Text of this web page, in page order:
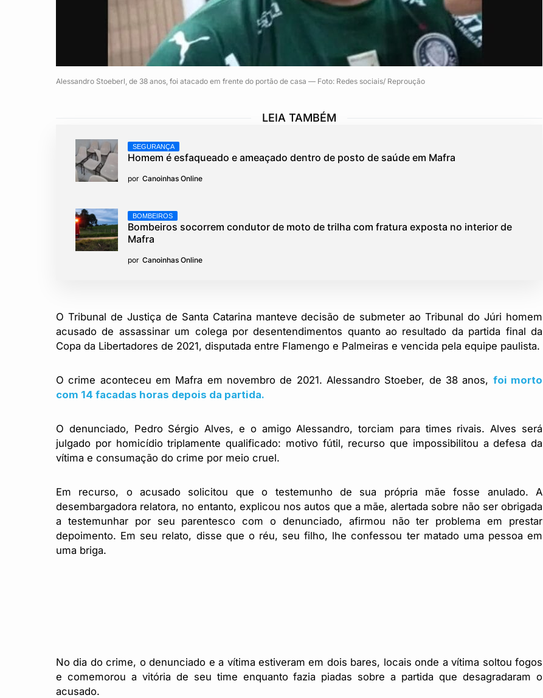
Alessandro Stoeberl, de 38 anos, foi atacado em frente do portão de casa — Foto: Redes sociais/ Reproução
LEIA TAMBÉM
SEGURANÇA
Homem é esfaqueado e ameaçado dentro de posto de saúde em Mafra
por Canoinhas Online
BOMBEIROS
Bombeiros socorrem condutor de moto de trilha com fratura exposta no interior de
Mafra
por Canoinhas Online
O Tribunal de Justiça de Santa Catarina manteve decisão de submeter ao Tribunal do Júri homem
acusado de assassinar um colega por desentendimentos quanto ao resultado da partida final da
Copa da Libertadores de 2021, disputada entre Flamengo e Palmeiras e vencida pela equipe paulista.
O crime aconteceu em Mafra em novembro de 2021. Alessandro Stoeber, de 38 anos, foi morto
com 14 facadas horas depois da partida.
O denunciado, Pedro Sérgio Alves, e o amigo Alessandro, torciam para times rivais. Alves será
julgado por homicídio triplamente qualificado: motivo fútil, recurso que impossibilitou a defesa da
vítima e consumação do crime por meio cruel.
Em recurso, o acusado solicitou que o testemunho de sua própria mãe fosse anulado. A
desembargadora relatora, no entanto, explicou nos autos que a mãe, alertada sobre não ser obrigada
a testemunhar por seu parentesco com o denunciado, afirmou não ter problema em prestar
depoimento. Em seu relato, disse que o réu, seu filho, lhe confessou ter matado uma pessoa em
uma briga.
No dia do crime, o denunciado e a vítima estiveram em dois bares, locais onde a vítima soltou fogos
e comemorou a vitória de seu time enquanto fazia piadas sobre a partida que desagradaram o
acusado.